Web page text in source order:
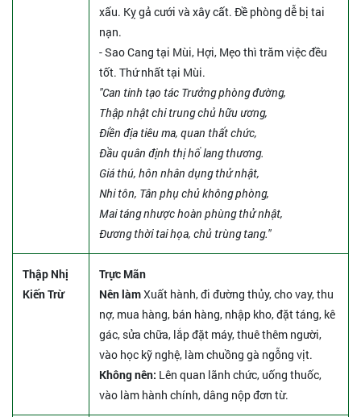
xấu. Kỵ gả cưới và xây cất. Đề phòng dễ bị tai
nạn.
- Sao Cang tại Mùi, Hợi, Mẹo thì trăm việc đều
tốt. Thứ nhất tại Mùi.
"Can tinh tạo tác Trưởng phòng đường,
Thập nhật chi trung chủ hữu ương,
Điền địa tiêu ma, quan thất chức,
Đầu quân định thị hổ lang thương.
Giá thú, hôn nhân dụng thử nhật,
Nhi tôn, Tân phụ chủ không phòng,
Mai táng nhược hoàn phùng thử nhật,
Đương thời tai họa, chủ trùng tang."
Thập Nhị
Kiến Trừ
Trực Mãn
Nên làmXuất hành, đi đường thủy, cho vay, thu
nợ, mua hàng, bán hàng, nhập kho, đặt táng, kê
gác, sửa chữa, lắp đặt máy, thuê thêm người,
vào học kỹ nghệ, làm chuồng gà ngỗng vịt.
Không nên: Lên quan lãnh chức, uống thuốc,
vào làm hành chính, dâng nộp đơn từ.